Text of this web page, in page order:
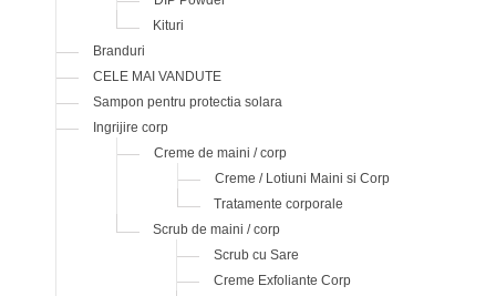
Kituri
Branduri
CELE MAI VANDUTE
Sampon pentru protectia solara
Ingrijire corp
Creme de maini / corp
Creme / Lotiuni Maini si Corp
Tratamente corporale
Scrub de maini / corp
Scrub cu Sare
Creme Exfoliante Corp